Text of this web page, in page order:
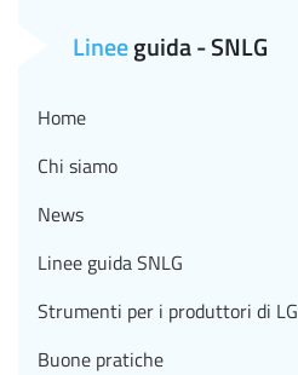
Lineeguida - SNLG
Home
Chi siamo
News
Linee guida SNLG
Strumenti per i produttori di LG
Buone pratiche